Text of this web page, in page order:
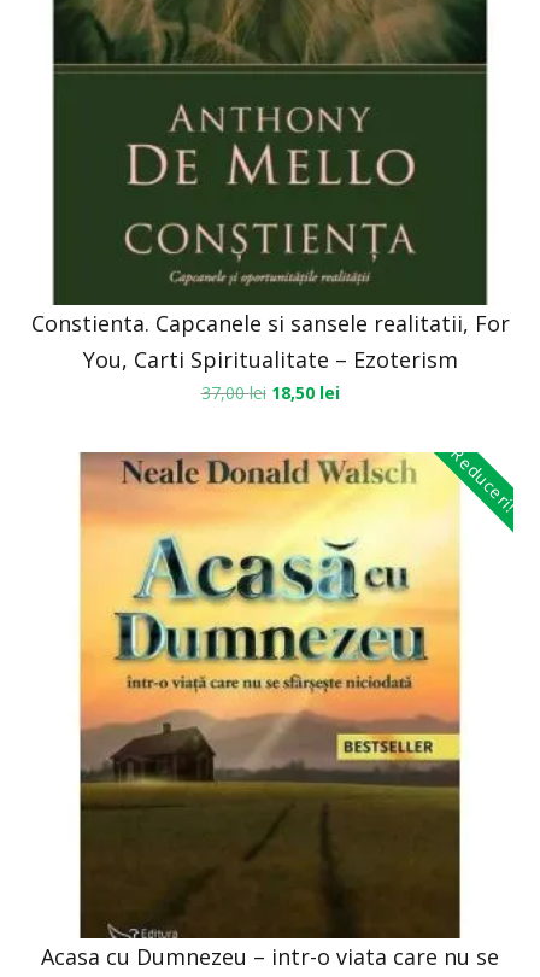
Constienta. Capcanele si sansele realitatii, For
You, Carti Spiritualitate – Ezoterism
37,00lei 18,50 lei
Reduceri!
Acasa cu Dumnezeu – intr-o viata care nu se